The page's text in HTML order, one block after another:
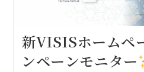
新VISISホームペ
ンペーンモニター